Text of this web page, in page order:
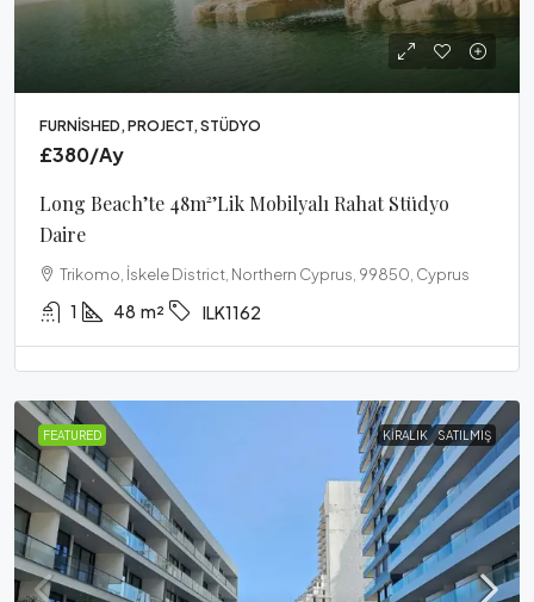
FURNISHED, PROJECT, STÜDYO
£380/Ay
Long Beach’te 48m²’lik Mobilyalı Rahat Stüdyo
Daire
Trikomo, İskele District, Northern Cyprus, 99850, Cyprus
1 48 m² ILK1162
FEATURED KIRALIK SATILMIŞ